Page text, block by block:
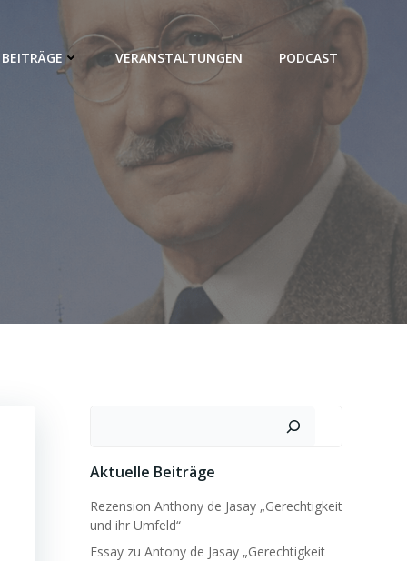
BEITRÄGE VERANSTALTUNGEN PODCAST
Aktuelle Beiträge
Rezension Anthony de Jasay „Gerechtigkeit
und ihr Umfeld“
Essay zu Antony de Jasay „Gerechtigkeit